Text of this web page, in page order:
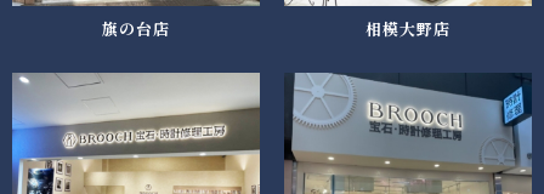
旗の台店 相模大野店